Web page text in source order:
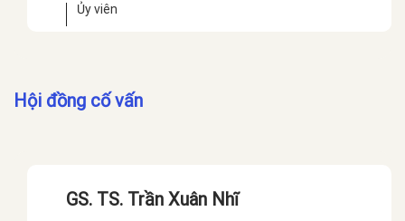
Ủy viên
Hội đồng cố vấn
GS. TS. Trần Xuân Nhĩ